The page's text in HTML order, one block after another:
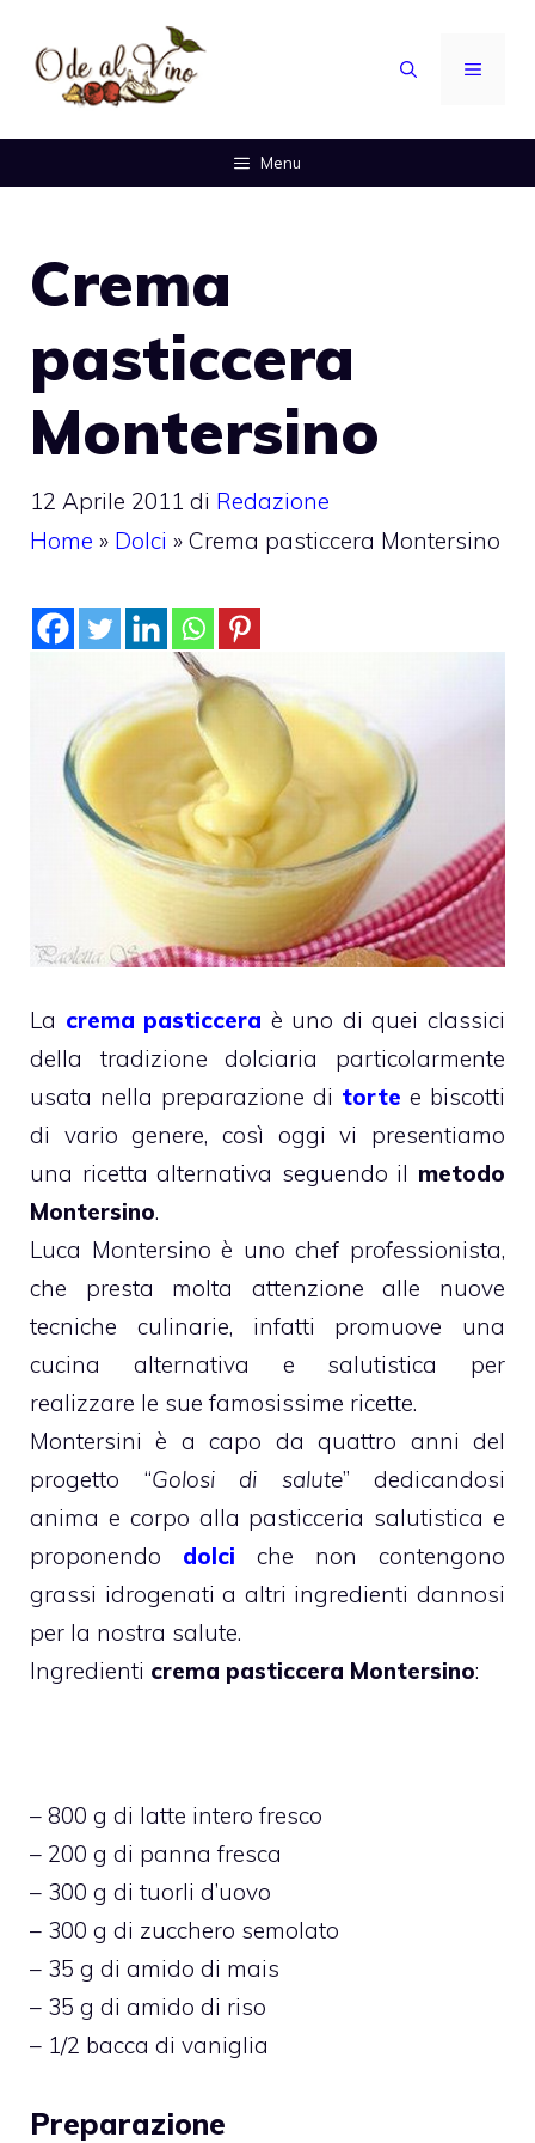
contenuto
MENU
Menu
Crema
pasticcera
Montersino
12 Aprile 2011 di Redazione
Home » Dolci » Crema pasticcera Montersino
La crema pasticcera è uno di quei classici
della tradizione dolciaria particolarmente
usata nella preparazione di torte e biscotti
di vario genere, così oggi vi presentiamo
una ricetta alternativa seguendo il metodo
Montersino.
Luca Montersino è uno chef professionista,
che presta molta attenzione alle nuove
tecniche culinarie, infatti promuove una
cucina alternativa e salutistica per
realizzare le sue famosissime ricette.
Montersini è a capo da quattro anni del
progetto “Golosi di salute” dedicandosi
anima e corpo alla pasticceria salutistica e
proponendo dolci che non contengono
grassi idrogenati a altri ingredienti dannosi
per la nostra salute.
Ingredienti crema pasticcera Montersino:
– 800 g di latte intero fresco
– 200 g di panna fresca
– 300 g di tuorli d’uovo
– 300 g di zucchero semolato
– 35 g di amido di mais
– 35 g di amido di riso
– 1/2 bacca di vaniglia
Preparazione